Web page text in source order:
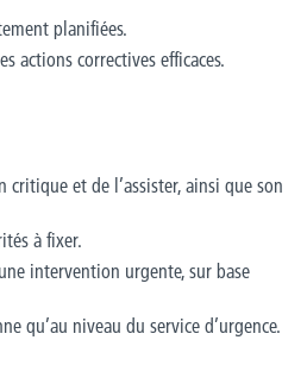
planifiées.
actions correctives efficaces.
et de l’assister, ainsi que son
à fixer.
intervention urgente, sur base
qu’au niveau du service d’urgence.